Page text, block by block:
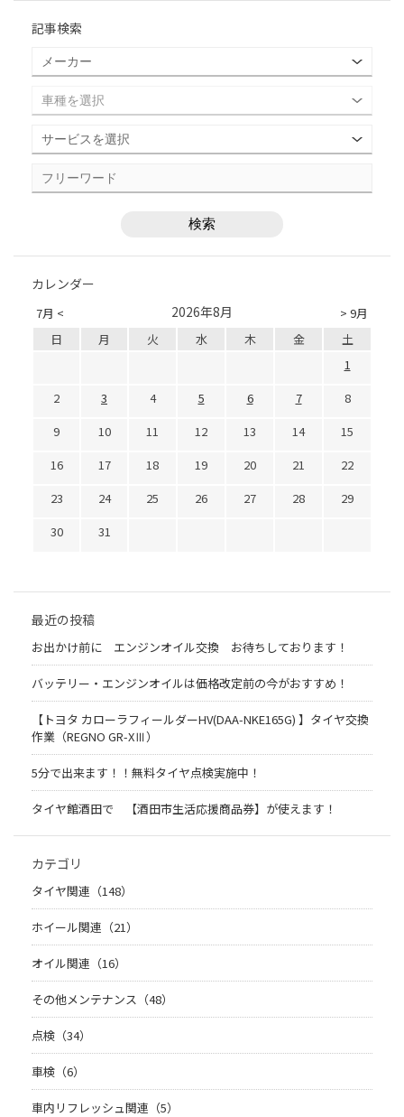
記事検索
カレンダー
7月 < > 9月
2026年8月
日 月 火 水 木 金
土
1
2
3 4 5 6 7
8
9
10 11 12 13 14
15
16
17 18 19 20 21
22
23
24 25 26 27 28
29
30
31
最近の投稿
お出かけ前に エンジンオイル交換 お待ちしております！
バッテリー・エンジンオイルは価格改定前の今がおすすめ！
【トヨタ カローラフィールダーHV(DAA-NKE165G) 】タイヤ交換
作業（REGNO GR-XⅢ）
5分で出来ます！！無料タイヤ点検実施中！
タイヤ館酒田で 【酒田市生活応援商品券】が使えます！
カテゴリ
タイヤ関連（148）
ホイール関連（21）
オイル関連（16）
その他メンテナンス（48）
点検（34）
車検（6）
車内リフレッシュ関連（5）